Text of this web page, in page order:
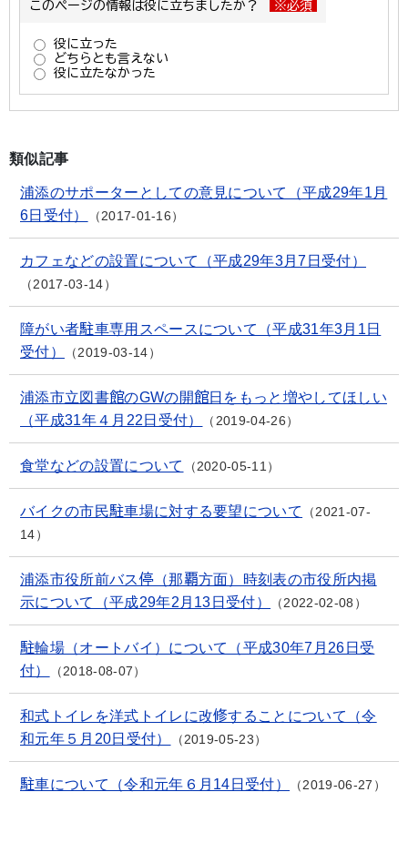
類似記事
浦添のサポーターとしての意見について（平成29年1月
6日受付）
2017-01-16
カフェなどの設置について（平成29年3月7日受付）
2017-03-14
障がい者駐車専用スペースについて（平成31年3月1日
受付）
2019-03-14
浦添市立図書館のGWの開館日をもっと増やしてほしい
（平成31年４月22日受付）
2019-04-26
食堂などの設置について 2020-05-11
バイクの市民駐車場に対する要望について
2021-07-
14
浦添市役所前バス停（那覇方面）時刻表の市役所内掲
示について（平成29年2月13日受付）
2022-02-08
駐輪場（オートバイ）について（平成30年7月26日受
付）
2018-08-07
和式トイレを洋式トイレに改修することについて（令
和元年５月20日受付）
2019-05-23
駐車について（令和元年６月14日受付） 2019-06-27